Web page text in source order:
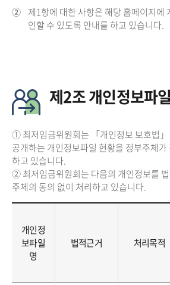
② 제1항에 대한 사항은 해당 홈페이지에
인할 수 있도록 안내를 하고 있습니다.
제2조 개인정보파
① 최저임금위원회는 「개인정보 보호법」
공개하는 개인정보파일 현황을 정부주체가
하고 있습니다.
② 최저임금위원회는 다음의 개인정보를
주체의 동의 없이 처리하고 있습니다.
개인정
보파일
명
법적근거 처리목적